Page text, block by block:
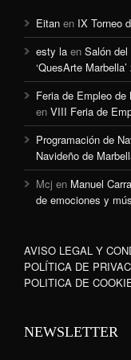
Eitan en IX Torneo
esty la en Salón
‘QuesArte Marbella’
Feria de Empleo
en VIII Feria de
Programación de
Navideño de
Mcj en Manuel
de emociones y
AVISO LEGAL Y
POLÍTICA DE
POLITICA DE
NEWSLETTER